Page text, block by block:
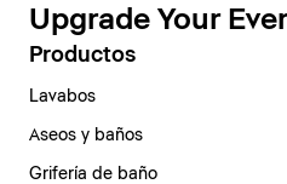
Upgrade Your
Productos
Lavabos
Aseos y baños
Grifería de baño